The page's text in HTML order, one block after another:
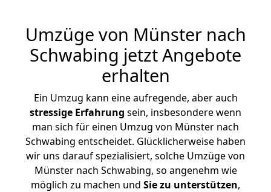
Umzüge von Münster nach
Schwabing jetzt Angebote
erhalten
Ein Umzug kann eine aufregende, aber auch
stressige Erfahrung sein, insbesondere wenn
man sich für einen Umzug von Münster nach
Schwabing entscheidet. Glücklicherweise haben
wir uns darauf spezialisiert, solche Umzüge von
Münster nach Schwabing, so angenehm wie
möglich zu machen und Sie zu unterstützen,